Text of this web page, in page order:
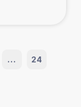
... 24